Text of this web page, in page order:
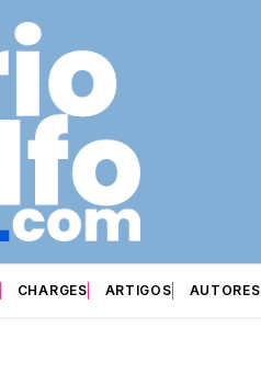
CHARGES ARTIGOS AUTORES